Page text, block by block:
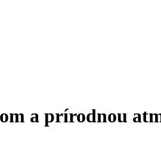
a prírodnou